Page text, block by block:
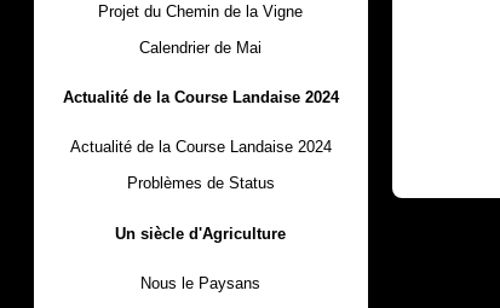
Projet du Chemin de la Vigne
Calendrier de Mai
Actualité de la Course Landaise 2024
Actualité de la Course Landaise 2024
Problèmes de Status
Un siècle d'Agriculture
Nous le Paysans